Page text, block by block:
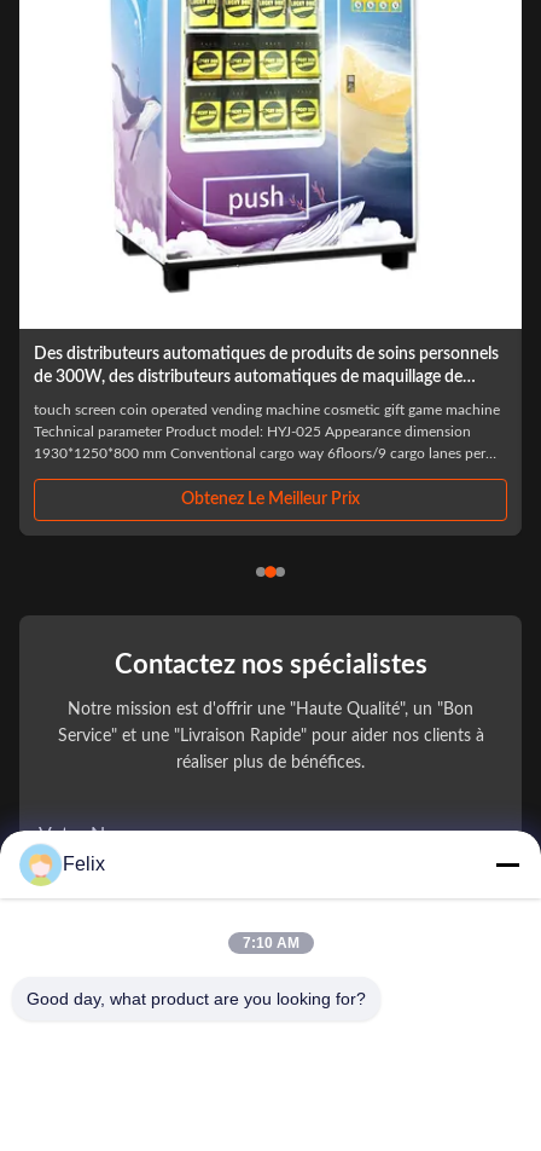
les distributeurs automatiques cosmétiques 150piece à vendre
cils 220V 6 étages
Custom design Pink Lashes Hair Bundles Wigs Vending Machine -Sindron
– A Premium Vending Machine Manufacturer -Sindron, has more than 10
years experience in vending machine industry ,is constantly applying
Obtenez Le Meilleur Prix
Contactez nos spécialistes
Notre mission est d'offrir une "Haute Qualité", un "Bon
Service" et une "Livraison Rapide" pour aider nos clients à
réaliser plus de bénéfices.
Votre Nom
*
Felix
7:10 AM
Good day, what product are you looking for?